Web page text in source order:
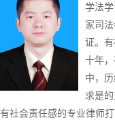
学法学
家司
证。
十年
中，
求是
有社会责任感的专业律师